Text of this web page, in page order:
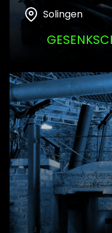
Solingen